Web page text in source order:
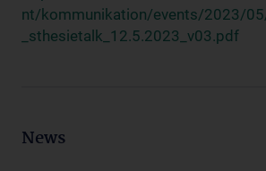
nt/kommunikation/events/2023/05/
_sthesietalk_12.5.2023_v03.pdf
News